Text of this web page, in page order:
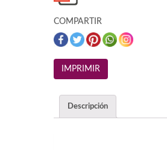
COMPARTIR
Descripción